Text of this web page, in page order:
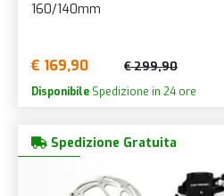
160/140mm
€ 169,90 € 299,90
Disponibile Spedizione in 24 ore
Spedizione Gratuita